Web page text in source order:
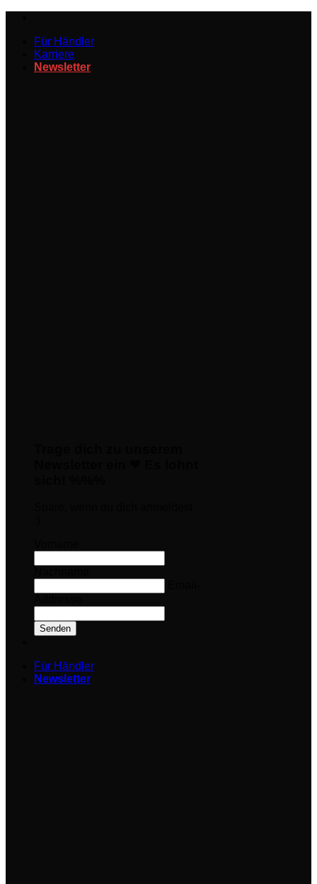
springenFür Händler
Karriere
Newsletter
Senden
Für Händler
Newsletter